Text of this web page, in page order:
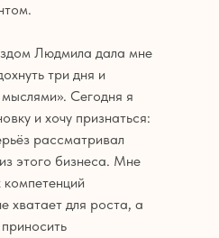
Людмила дала мне
три дня и
Сегодня я
и хочу признаться:
рассматривал
этого бизнеса. Мне
компетенций
хватает для роста, а